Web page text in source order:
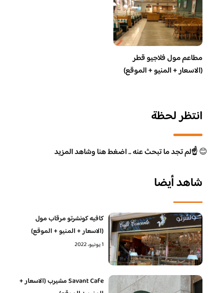
مطاعم مول فلاجيو قطر
(الاسعار + المنيو + الموقع)
انتظر لحظة
😊☝️لم تجد ما تبحث عنه .. اضغط هنا وشاهد المزيد
شاهد أيضا
كافيه كونشرتو مرقاب مول
(الاسعار + المنيو + الموقع)
1 يونيو، 2022
Savant Cafe مشيرب (الاسعار +